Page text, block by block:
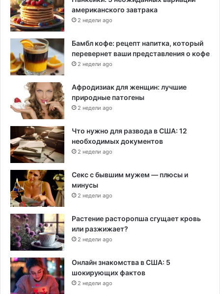
американского завтрака
2 недели ago
Бамбл кофе: рецепт напитка, который
перевернет ваши представления о кофе
2 недели ago
Афродизиак для женщин: лучшие
природные патогены
2 недели ago
Что нужно для развода в США: 12
необходимых документов
2 недели ago
Секс с бывшим мужем — плюсы и
минусы
2 недели ago
Растение расторопша сгущает кровь
или разжижает?
2 недели ago
Онлайн знакомства в США: 5
шокирующих фактов
2 недели ago